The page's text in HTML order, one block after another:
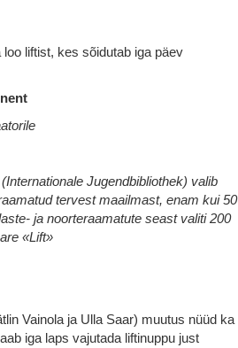
liftist, kes sõidutab iga päev
Jugendbibliothek) valib
tervest maailmast, enam kui 50
ja noorteraamatute seast valiti 200
«Lift»
Vainola ja Ulla Saar) muutus nüüd ka
iga laps vajutada liftinuppu just